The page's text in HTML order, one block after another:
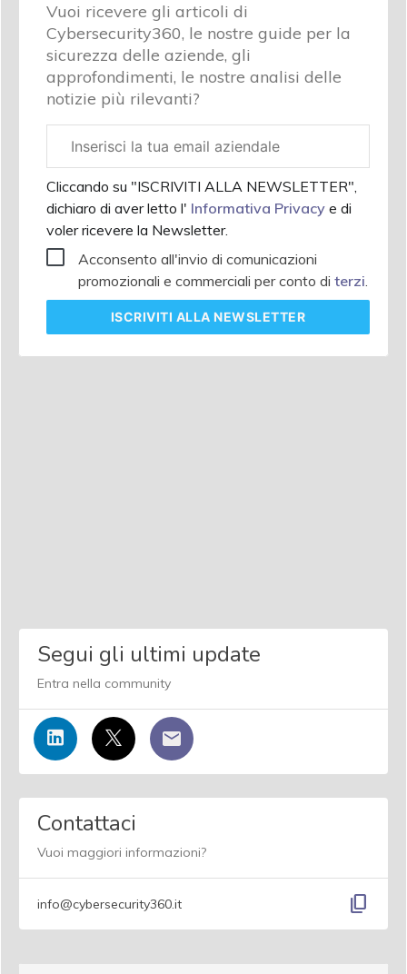
Vuoi ricevere gli articoli di
Cybersecurity360, le nostre guide per la
sicurezza delle aziende, gli
approfondimenti, le nostre analisi delle
notizie più rilevanti?
aziendale
Cliccando su "ISCRIVITI ALLA NEWSLETTER",
dichiaro di aver letto l' Informativa Privacy e di
voler ricevere la Newsletter.
Acconsento all'invio di comunicazioni
promozionali e commerciali per conto di terzi.
ISCRIVITI ALLA NEWSLETTER
Segui gli ultimi update
Entra nella community
Contattaci
Vuoi maggiori informazioni?
info@cybersecurity360.it content_copy